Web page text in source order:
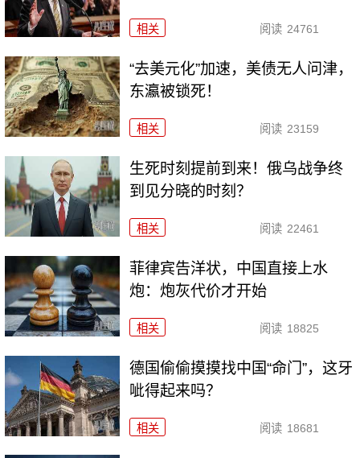
相关 阅读 24761
“去美元化”加速，美债无人问津，
东瀛被锁死！
相关 阅读 23159
生死时刻提前到来！俄乌战争终
到见分晓的时刻？
相关 阅读 22461
菲律宾告洋状，中国直接上水
炮：炮灰代价才开始
相关 阅读 18825
德国偷偷摸摸找中国“命门”，这牙
呲得起来吗？
相关 阅读 18681